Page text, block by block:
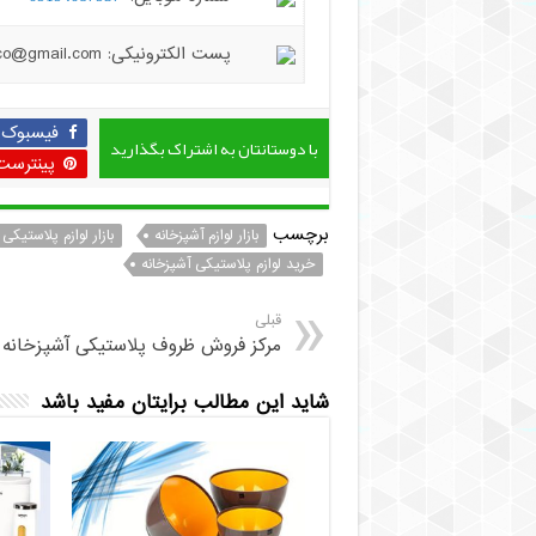
پست الکترونیکی: hiradplast.co@gmail.com
با دوستانتان به اشتراک بگذارید فیسبوک
برچسب بازار لوازم آشپزخانه بازار لوازم پلاستیکی
خرید لوازم پلاستیکی آشپزخانه
قبلی
مرکز فروش ظروف پلاستیکی
شاید این مطالب برایتان مفید باشد